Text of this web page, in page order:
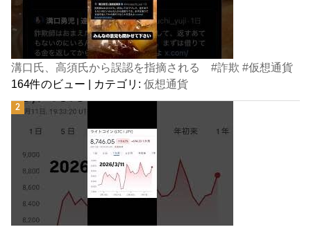
溝口氏、高須氏から誤認を指摘される #詐欺 #仮想通貨
164件のビュー | カテゴリ:仮想通貨